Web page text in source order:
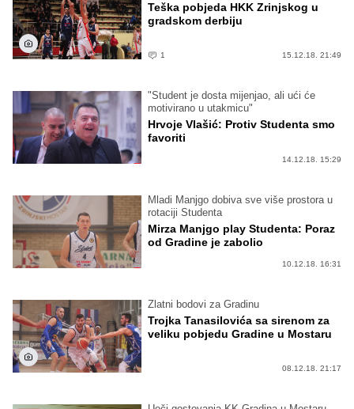
Teška pobjeda HKK Zrinjskog u
gradskom derbiju
1 15.12.18. 21:49
"Student je dosta mijenjao, ali ući će
motivirano u utakmicu"
Hrvoje Vlašić: Protiv Studenta smo
favoriti
14.12.18. 15:29
Mladi Manjgo dobiva sve više prostora u
rotaciji Studenta
Mirza Manjgo play Studenta: Poraz
od Gradine je zabolio
10.12.18. 16:31
Zlatni bodovi za Gradinu
Trojka Tanasilovića sa sirenom za
veliku pobjedu Gradine u Mostaru
08.12.18. 21:17